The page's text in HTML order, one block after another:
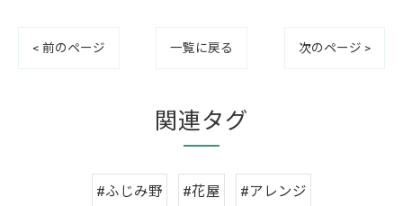
< 前のページ 一覧に戻る 次のページ >
関連タグ
#ふじみ野 #花屋 #アレンジ